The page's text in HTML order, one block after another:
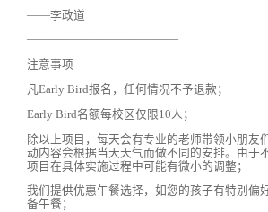
——李政道
—————————————
注意事项
凡Early Bird报名，任何情况不予退款；
Early Bird名额每校区仅限10人；
除以上项目，每天会有专业的老师带领小朋友
动内容会根据当天天气而做不同的安排。由于
项目在具体实施过程中可能有微小的调整；
我们提供优惠午餐选择，如您的孩子有特别偏
备午餐；